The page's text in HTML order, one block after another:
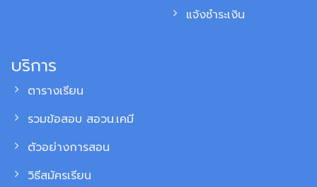
แจ้งชำระเงิน
บริการ
ตารางเรียน
รวมข้อสอบ สอวน.เคมี
ตัวอย่างการสอน
วิธีสมัครเรียน